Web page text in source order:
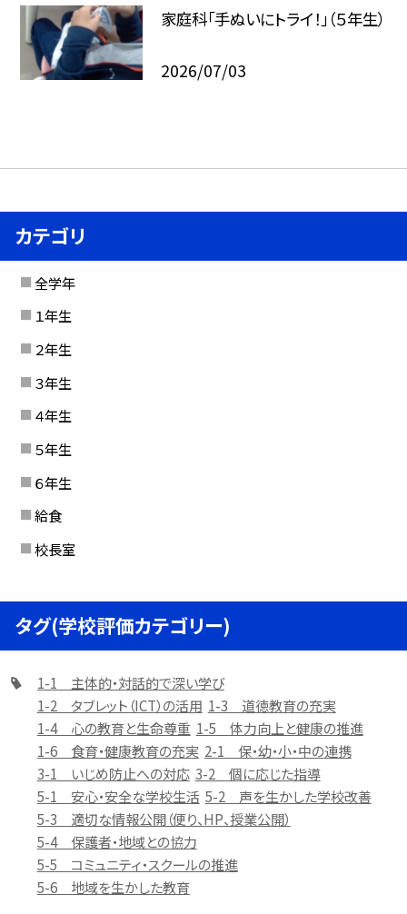
家庭科「手ぬいにトライ！」（５年生）
2026/07/03
カテゴリ
全学年
１年生
２年生
３年生
４年生
５年生
６年生
給食
校長室
タグ(学校評価カテゴリー)
1-1 主体的・対話的で深い学び
1-2 タブレット（ICT）の活用 1-3 道徳教育の充実
1-4 心の教育と生命尊重 1-5 体力向上と健康の推進
1-6 食育・健康教育の充実 2-1 保・幼・小・中の連携
3-1 いじめ防止への対応 3-2 個に応じた指導
5-1 安心・安全な学校生活 5-2 声を生かした学校改善
5-3 適切な情報公開（便り、HP、授業公開）
5-4 保護者・地域との協力
5-5 コミュニティ・スクールの推進
5-6 地域を生かした教育